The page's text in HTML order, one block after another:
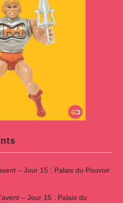
– Jour 15 : Palais du Pouvoir
– Jour 15 : Palais du